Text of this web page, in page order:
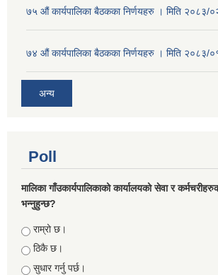
७५ औं कार्यपालिका बैठकका निर्णयहरु । मिति २०८३/
७४ औं कार्यपालिका बैठकका निर्णयहरु । मिति २०८३/
अन्य
Poll
मालिका गाँउकार्यपालिकाको कार्यालयको सेवा र
भन्नुहुन्छ?
Choices
राम्रो छ।
ठिकै छ।
सुधार गर्नु पर्छ।